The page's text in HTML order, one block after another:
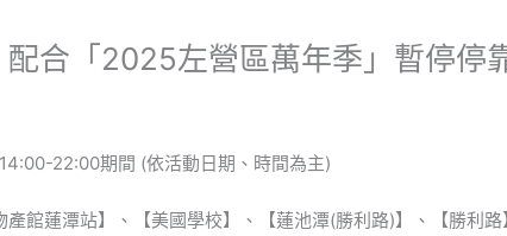
合「2025左營區萬年季」暫停停
22:00期間 (依活動日期、時間為主)
館蓮潭站】、【美國學校】、【蓮池潭(勝利路)】、【勝利